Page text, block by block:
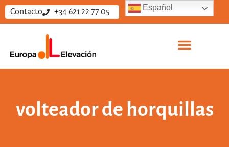
Contacto +34 621 22 77 05
volteador de horquillas
Español